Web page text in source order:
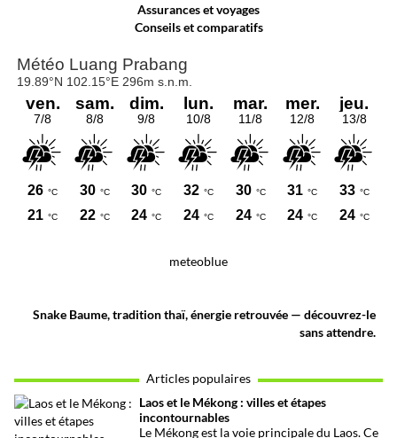
Assurances et voyages
Conseils et comparatifs
meteoblue
Snake Baume, tradition thaï, énergie retrouvée — découvrez-le
sans attendre.
Articles populaires
Laos et le Mékong : villes et étapes
incontournables
Le Mékong est la voie principale du Laos. Ce